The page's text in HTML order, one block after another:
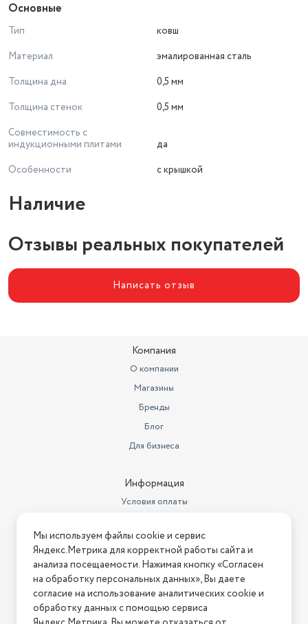
Основные
Тип
ковш
Материал
эмалированная сталь
Толщина дна
0,5 мм
Толщина стенок
0,5 мм
Совместимость с
индукционными плитами
да
Особенности
с крышкой
Наличие
Отзывы реальных покупателей
Написать отзыв
Компания
О компании
Магазины
Бренды
Блог
Для бизнеса
Информация
Условия оплаты
Условия возврата
Нашли ошибку на сайте? Напишите нам
2026 © Интернет-магазин "АстМаркет". У нас есть всё!
Мы используем файлы cookie и сервис
Яндекс.Метрика для корректной работы сайта и
анализа посещаемости. Нажимая кнопку «Согласен
на обработку персональных данных», Вы даете
согласие на использование аналитических cookie и
обработку данных с помощью сервиса